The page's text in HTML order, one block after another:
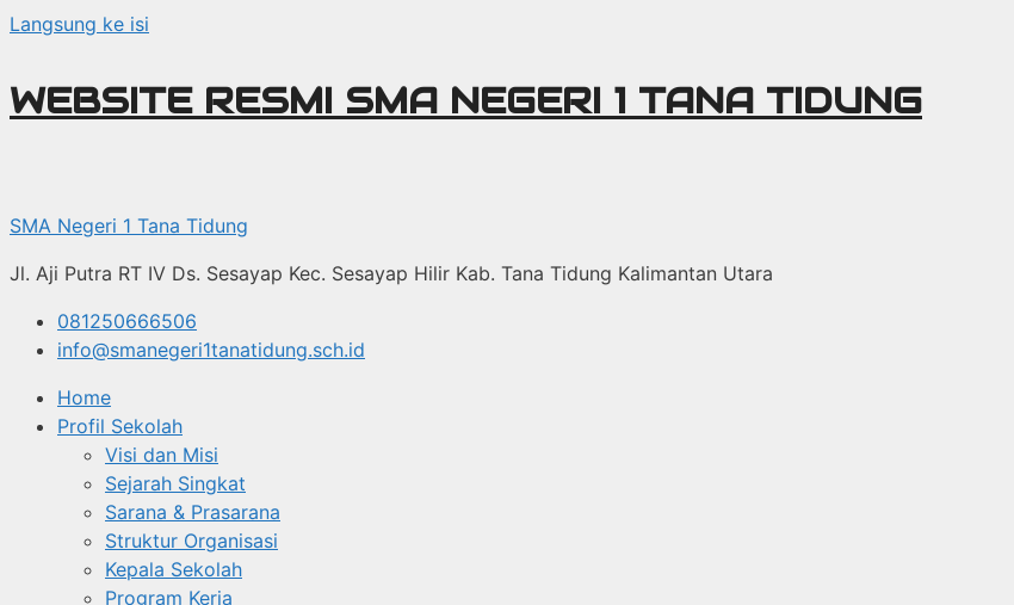
Langsung ke isi
WEBSITE RESMI SMA NEGERI 1 TANA TIDUNG
SMA Negeri 1 Tana Tidung
Jl. Aji Putra RT IV Ds. Sesayap Kec. Sesayap Hilir Kab. Tana Tidung Kalimantan Utara
081250666506
info@smanegeri1tanatidung.sch.id
Home
Profil Sekolah
Visi dan Misi
Sejarah Singkat
Sarana & Prasarana
Struktur Organisasi
Kepala Sekolah
Program Kerja